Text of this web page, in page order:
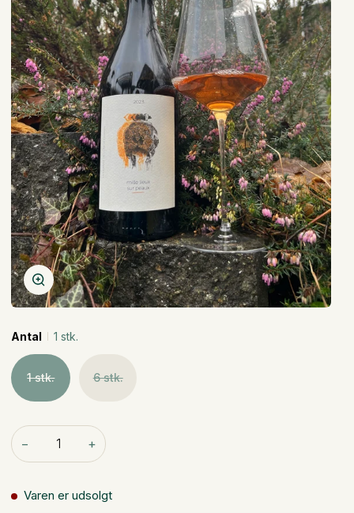
Zoom
Antal 1 stk.
1 stk. 6 stk.
− +
Varen er udsolgt